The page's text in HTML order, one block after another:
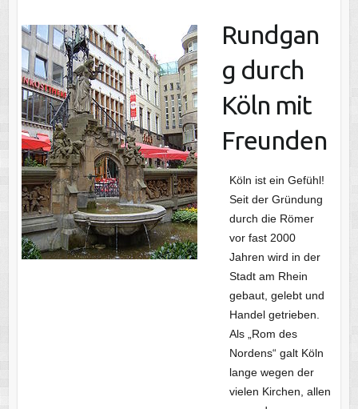
Rundgan
g durch
Köln mit
Freunden
Köln ist ein Gefühl!
Seit der Gründung
durch die Römer
vor fast 2000
Jahren wird in der
Stadt am Rhein
gebaut, gelebt und
Handel getrieben.
Als „Rom des
Nordens“ galt Köln
lange wegen der
vielen Kirchen, allen